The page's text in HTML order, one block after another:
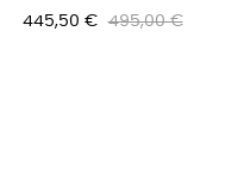
445,50 € 495,00 €